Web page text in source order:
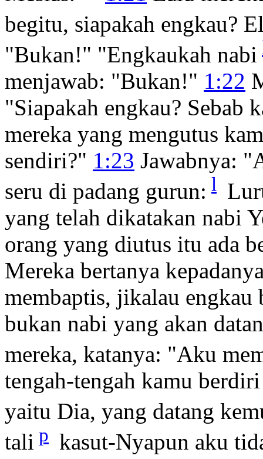
begitu, siapakah engkau?
"Bukan!" "Engkaukah nabi
menjawab: "Bukan!" 1:22
"Siapakah engkau? Sebab
mereka yang mengutus
sendiri?" 1:23 Jawabnya:
seru di padang gurun: l
yang telah dikatakan nabi
orang yang diutus itu ada
Mereka bertanya
membaptis, jikalau engkau
bukan nabi yang akan
mereka, katanya: "Aku
tengah-tengah kamu
yaitu Dia, yang datang
tali p kasut-Nyapun aku